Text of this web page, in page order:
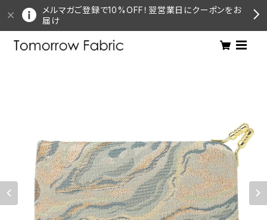
メルマガご登録で10%OFF！翌営業日にクーポンをお
届け